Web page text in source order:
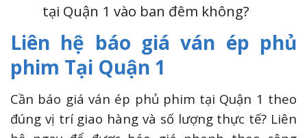
tại Quận 1 vào ban đêm không?
Liên hệ báo giá ván ép phủ
phim Tại Quận 1
Cần báo giá ván ép phủ phim tại Quận 1 theo
đúng vị trí giao hàng và số lượng thực tế? Liên